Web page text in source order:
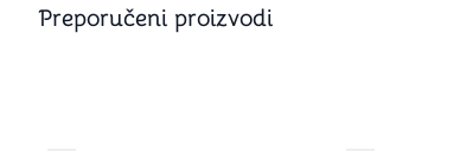
Preporučeni proizvodi